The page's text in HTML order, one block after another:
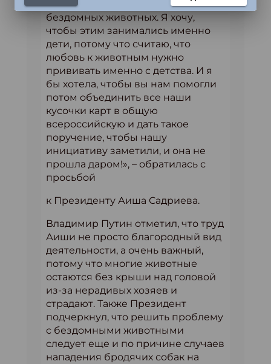
пометил пункты приютов для
бездомных животных. Я хочу,
чтобы этим занимались именно
дети, потому что считаю, что
любовь к животным нужно
прививать именно с детства. И я
бы хотела, чтобы вы нам помогли
потом объединить все наши
кусочки карт в общую
всероссийскую и дать такое
поручение, чтобы нашу
инициативу заметили, и она не
прошла даром!», – обратилась с
просьбой
к Президенту Аиша Садриева.
Владимир Путин отметил, что труд
Аиши не просто благородный вид
деятельности, а очень важный,
потому что многие животные
остаются без крыши над головой
из-за нерадивых хозяев и
страдают. Также Президент
подчеркнул, что решить проблему
с бездомными животными
следует еще и по причине случаев
нападения бродячих собак на